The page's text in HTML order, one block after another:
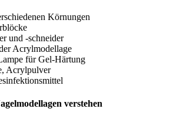
Körnungen
und -schneider
Acrylmodellage
für Gel-Härtung
Acrylpulver
verstehen